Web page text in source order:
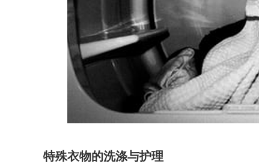
特殊衣物的洗涤与护理